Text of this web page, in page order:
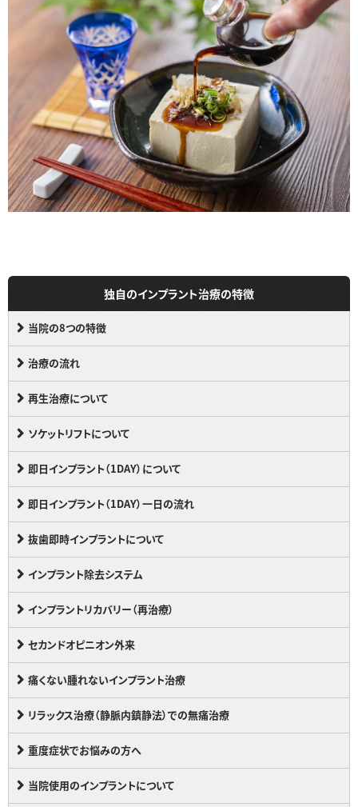
独自のインプラント治療の特徴
当院の8つの特徴
治療の流れ
再生治療について
ソケットリフトについて
即日インプラント（1DAY）について
即日インプラント（1DAY）一日の流れ
抜歯即時インプラントについて
インプラント除去システム
インプラントリカバリー（再治療）
セカンドオピニオン外来
痛くない腫れないインプラント治療
リラックス治療（静脈内鎮静法）での無痛治療
重度症状でお悩みの方へ
当院使用のインプラントについて